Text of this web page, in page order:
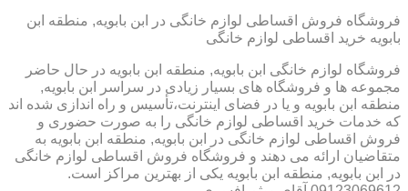
فروشگاه فروش اقساطی لوازم خانگی در ابن بابویه, منطقه ابن
بابویه خرید اقساطی لوازم خانگی
فروشگاه لوازم خانگی ابن بابویه, منطقه ابن بابویه در حال حاضر
مجموعه ها و فروشگاه های بسیار زیادی در سراسر ابن بابویه,
منطقه ابن بابویه و یا در فضای اینترنت،تأسیس و راه اندازی شده اند
که خدمات خرید اقساطی لوازم خانگی را به صورت حضوری و
فروش اقساطی لوازم خانگی در ابن بابویه, منطقه ابن بابویه به
متقاضیان ارائه می دهند و فروشگاه فروش اقساطی لوازم خانگی
در ابن بابویه, منطقه ابن بابویه یکی از بهترین مراکز است.